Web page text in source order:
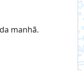
manhã.